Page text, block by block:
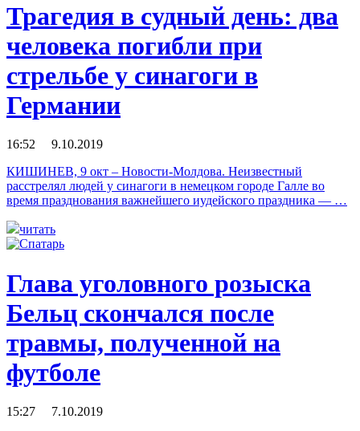
Трагедия в судный день: два
человека погибли при
стрельбе у синагоги в
Германии
16:52 9.10.2019
КИШИНЕВ, 9 окт – Новости-Молдова. Неизвестный
расстрелял людей у синагоги в немецком городе Галле во
время празднования важнейшего иудейского праздника — …
читать
Глава уголовного розыска
Бельц скончался после
травмы, полученной на
футболе
15:27 7.10.2019